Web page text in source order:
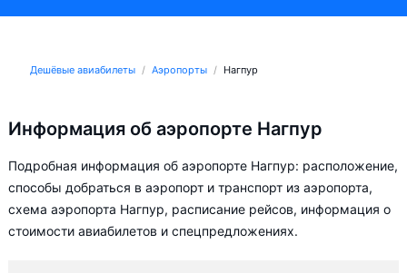
Дешёвые авиабилеты Аэропорты Нагпур
Информация об аэропорте Нагпур
Подробная информация об аэропорте Нагпур: расположение,
способы добраться в аэропорт и транспорт из аэропорта,
схема аэропорта Нагпур, расписание рейсов, информация о
стоимости авиабилетов и спецпредложениях.